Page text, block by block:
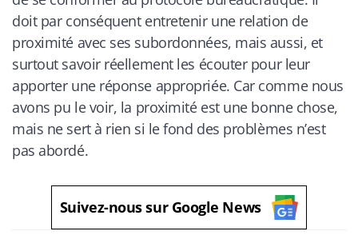
doit par conséquent entretenir une relation de
proximité avec ses subordonnées, mais aussi, et
surtout savoir réellement les écouter pour leur
apporter une réponse appropriée. Car comme nous
avons pu le voir, la proximité est une bonne chose,
mais ne sert à rien si le fond des problèmes n’est
pas abordé.
Suivez-nous sur Google News